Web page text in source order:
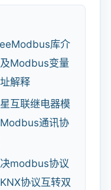
库介
Modbus变量
解释
互联继电器模
通讯协
modbus协议
协议互转双